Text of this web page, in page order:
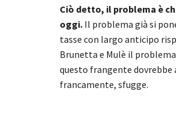
Ciò detto, il problema è
oggi.Il problema già si
tasse con largo anticipo
Brunetta e Mulè il
questo frangente dovrebbe
francamente, sfugge.